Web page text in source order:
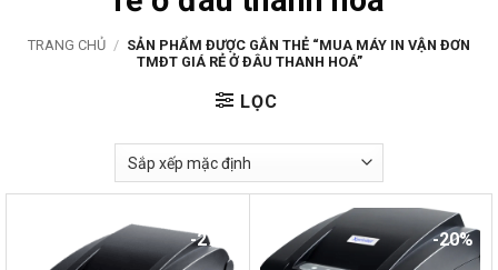
TRANG CHỦ / SẢN PHẨM ĐƯỢC GẮN THẺ “MUA MÁY IN VẬN ĐƠN
TMĐT GIÁ RẺ Ở ĐÂU THANH HOÁ”
LỌC
-27% -20%